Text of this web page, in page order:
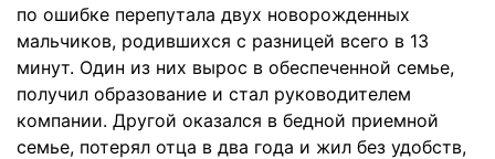
по ошибке перепутала двух новорожденных
мальчиков, родившихся с разницей всего в 13
минут. Один из них вырос в обеспеченной семье,
получил образование и стал руководителем
компании. Другой оказался в бедной приемной
семье, потерял отца в два года и жил без удобств,